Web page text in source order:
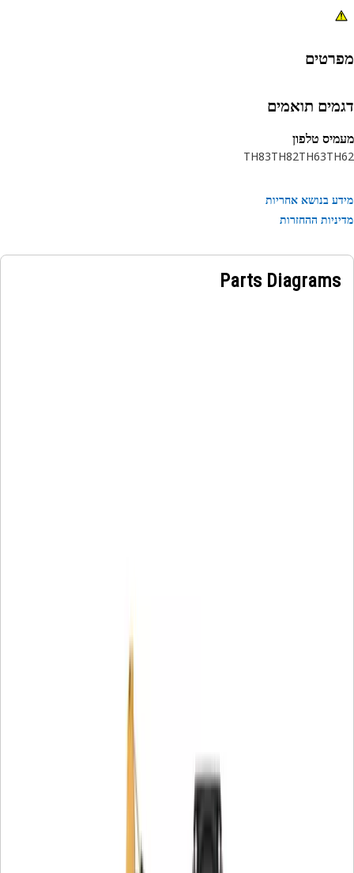
the muffler using the fastening mechanism to prevent
• Prevents overheating of surrounding components
ensures safe
• Withstands the high temperatures and pressures of
An Engine Exhaust Pipe Assembly is used to channel
means of managing exhaust gases, contributing to
תואמים
טלפון
TH63
TH82
TH83
בנושא אחריות
ההחזרות
Parts Diagrams